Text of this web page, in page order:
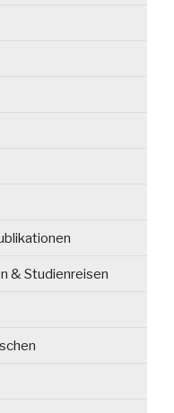
& Studienreisen